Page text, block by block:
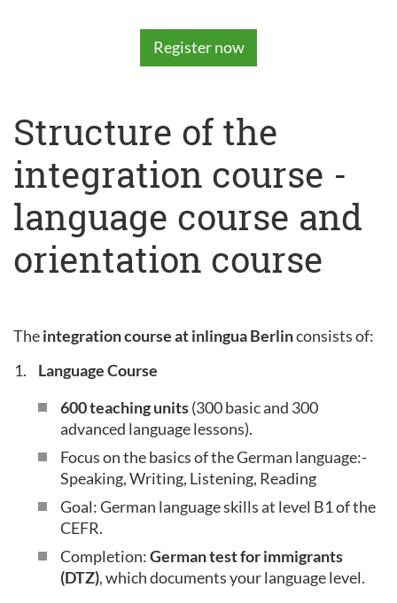
Register now
Structure of the
integration course -
language course and
orientation course
Theintegration course at inlingua Berlinconsists of:
Language Course
600 teaching units(300 basic and 300
advanced language lessons).
Focus on the basics of the German language:-
Speaking, Writing, Listening, Reading
Goal: German language skills at level B1 of the
CEFR.
Completion:German test for immigrants
(DTZ), which documents your language level.